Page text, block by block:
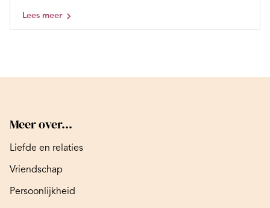
Lees meer
Meer over...
Liefde en relaties
Vriendschap
Persoonlijkheid